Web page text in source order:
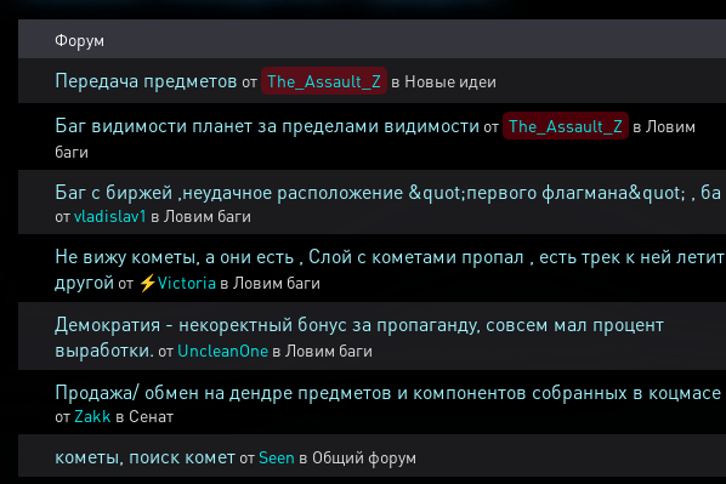
Форум
Передача предметов от The_Assault_Z в Новые идеи
Баг видимости планет за пределами видимости от The_Assault_Z в Ловим
баги
Баг с биржей ,неудачное расположение &quot;первого флагмана&quot; , ба
отvladislav1 в Ловим баги
Не вижу кометы, а они есть , Слой с кометами пропал , есть трек к ней летит
другой от ⚡Victoria в Ловим баги
Демократия - некоректный бонус за пропаганду, совсем мал процент
выработки. от UncleanOne в Ловим баги
Продажа/ обмен на дендре предметов и компонентов собранных в коцмасе
от Zakk в Сенат
кометы, поиск комет отSeen в Общий форум